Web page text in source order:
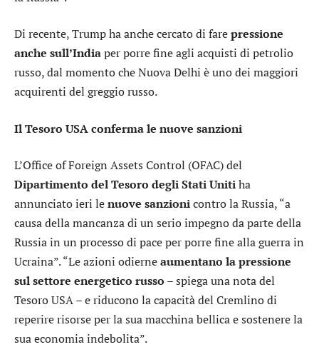
Di recente, Trump ha anche cercato di farepressione
anche sull’Indiaper porre fine agli acquisti di petrolio
russo, dal momento che Nuova Delhi è uno dei maggiori
acquirenti del greggio russo.
Il Tesoro USA conferma le nuove sanzioni
L’Office of Foreign Assets Control (OFAC) del
Dipartimento del Tesoro degli Stati Unitiha
annunciato ieri lenuove sanzionicontro la Russia, “a
causa della mancanza di un serio impegno da parte della
Russia in un processo di pace per porre fine alla guerra in
Ucraina”. “Le azioni odierneaumentano la pressione
sul settore energetico russo – spiega una nota del
Tesoro USA – e riducono la capacità del Cremlino di
reperire risorse per la sua macchina bellica e sostenere la
sua economia indebolita”.